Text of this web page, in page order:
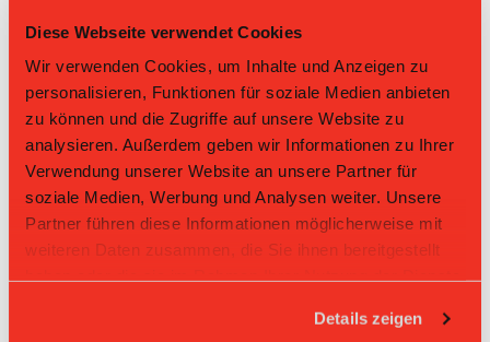
Diese Webseite verwendet Cookies
Wir verwenden Cookies, um Inhalte und Anzeigen zu
personalisieren, Funktionen für soziale Medien anbieten
zu können und die Zugriffe auf unsere Website zu
analysieren. Außerdem geben wir Informationen zu Ihrer
Verwendung unserer Website an unsere Partner für
soziale Medien, Werbung und Analysen weiter. Unsere
Partner führen diese Informationen möglicherweise mit
weiteren Daten zusammen, die Sie ihnen bereitgestellt
Details zeigen
4
Red Devils March-
Höfe II
16 -18 1.0 16
5 Black Barons 16 -44 0.75 12
6 Glarnerland 16 -70 0.75 12
7 Kreuzlingen 16 -104 0.125 2